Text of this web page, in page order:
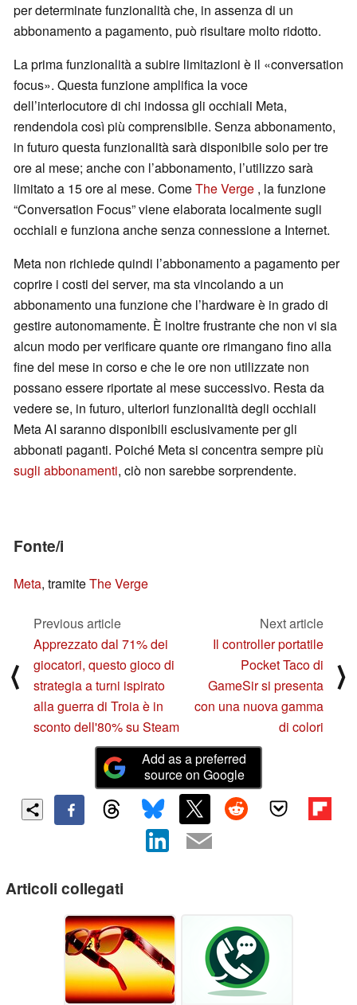
per determinate funzionalità che, in assenza di un
abbonamento a pagamento, può risultare molto ridotto.
La prima funzionalità a subire limitazioni è il «conversation
focus». Questa funzione amplifica la voce
dell’interlocutore di chi indossa gli occhiali Meta,
rendendola così più comprensibile. Senza abbonamento,
in futuro questa funzionalità sarà disponibile solo per tre
ore al mese; anche con l’abbonamento, l’utilizzo sarà
limitato a 15 ore al mese. ComeThe Verge , la funzione
“Conversation Focus” viene elaborata localmente sugli
occhiali e funziona anche senza connessione a Internet.
Meta non richiede quindi l’abbonamento a pagamento per
coprire i costi dei server, ma sta vincolando a un
abbonamento una funzione che l’hardware è in grado di
gestire autonomamente. È inoltre frustrante che non vi sia
alcun modo per verificare quante ore rimangano fino alla
fine del mese in corso e che le ore non utilizzate non
possano essere riportate al mese successivo. Resta da
vedere se, in futuro, ulteriori funzionalità degli occhiali
Meta AI saranno disponibili esclusivamente per gli
abbonati paganti. Poiché Meta si concentra sempre più
sugli abbonamenti, ciò non sarebbe sorprendente.
Fonte/i
Meta, tramiteThe Verge
⟨
Previous article
Apprezzato dal 71% dei
giocatori, questo gioco di
strategia a turni ispirato
alla guerra di Troia è in
sconto dell'80% su Steam
Next article
Il controller portatile
Pocket Taco di
GameSir si presenta
con una nuova gamma
di colori
⟩
Add as a preferred
source on Google
Articoli collegati